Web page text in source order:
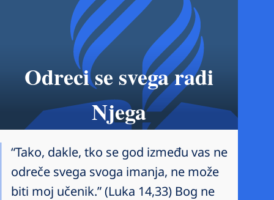
Odreci se svega radi
Njega
“Tako, dakle, tko se god između vas ne
odreče svega svoga imanja, ne može
biti moj učenik.” (Luka 14,33) Bog ne